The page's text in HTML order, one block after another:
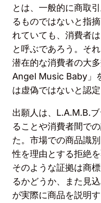
とは、一般的に商取
るものではないと指
れていても、消費者は
と呼ぶであろう。そ
潜在的な消費者の大
Angel Music Baby 」
は虚偽ではないと認定
出願人は、 L.A.M.B.
ることや消費者間で
た。市場での商品識
性を理由とする拒絶
そのような証拠は商
るかどうか、また見
が実際に商品を説明